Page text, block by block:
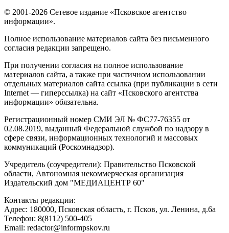
© 2001-2026 Сетевое издание «Псковское агентство
информации».
Полное использование материалов сайта без письменного
согласия редакции запрещено.
При получении согласия на полное использование
материалов сайта, а также при частичном использовании
отдельных материалов сайта ссылка (при публикации в сети
Internet — гиперссылка) на сайт «Псковского агентства
информации» обязательна.
Регистрационный номер СМИ ЭЛ № ФС77-76355 от
02.08.2019, выданный Федеральной службой по надзору в
сфере связи, информационных технологий и массовых
коммуникаций (Роскомнадзор).
Учредитель (соучредители): Правительство Псковской
области, Автономная некоммерческая организация
Издательский дом "МЕДИАЦЕНТР 60"
Контакты редакции:
Адреc: 180000, Псковская область, г. Псков, ул. Ленина, д.6а
Телефон: 8(8112) 500-405
Email: redactor@informpskov.ru